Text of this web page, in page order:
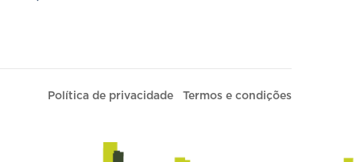
Política de privacidade Termos e condições